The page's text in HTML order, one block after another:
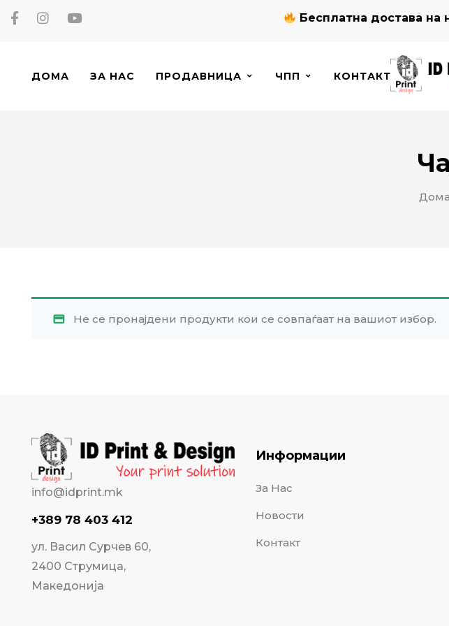
Бесплатна достава на
ДОМА ЗА НАС ПРОДАВНИЦА ЧПП КОНТАКТ
Дома
Не се пронајдени продукти кои се совпаѓаат на вашиот избор.
info@idprint.mk
+389 78 403 412
ул. Васил Сурчев 60,
2400 Струмица,
Македонија
Информации
За Нас
Новости
Контакт